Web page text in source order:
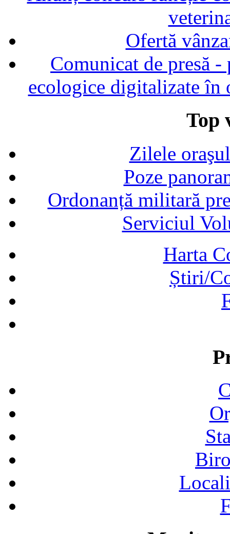
Ofertă
Comunicat de presă
ecologice digitalizate în
Top
Zilele
Poze
Ordonanță militară
Serviciul
Harta
Știri/